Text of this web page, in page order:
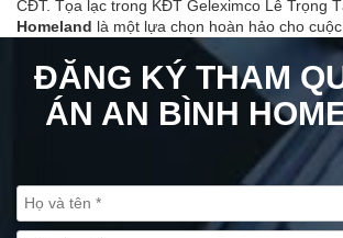
ÁN AN BÌNH